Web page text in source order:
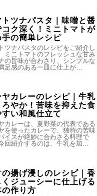
トツナパスタ｜味噌と醤
コク深く！ミニトマトが
手の簡単レシピ
ツナパスタのレシピをご紹介し
ミニトマトのフレッシュな甘み
の旨味が合わさり、シンプルな
足感のある一皿に仕上が…
ヤカレーのレシピ｜牛乳
ろやか！苦味を抑えた食
すい和風仕立て
カレーは、夏野菜の代表である
を使ったカレーで、独特の苦味
イスが絶妙に合わさる料理で
回紹介するのは、牛乳を加…
の揚げ浸しのレシピ｜香
くジューシーに仕上げる
の作り方